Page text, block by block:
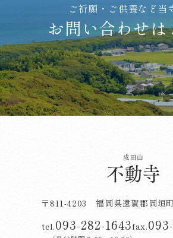
ご祈願・ご供養など当
お問い合わせ
成田山 不動寺
〒811-4203 福岡県遠賀郡岡垣
tel.093-282-1643fax.